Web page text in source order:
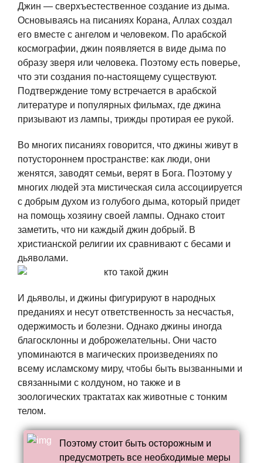
Джин — сверхъестественное создание из дыма.
Основываясь на писаниях Корана, Аллах создал
его вместе с ангелом и человеком. По арабской
космографии, джин появляется в виде дыма по
образу зверя или человека. Поэтому есть поверье,
что эти создания по-настоящему существуют.
Подтверждение тому встречается в арабской
литературе и популярных фильмах, где джина
призывают из лампы, трижды протирая ее рукой.
Во многих писаниях говорится, что джины живут в
потустороннем пространстве: как люди, они
женятся, заводят семьи, верят в Бога. Поэтому у
многих людей эта мистическая сила ассоциируется
с добрым духом из голубого дыма, который придет
на помощь хозяину своей лампы. Однако стоит
заметить, что ни каждый джин добрый. В
христианской религии их сравнивают с бесами и
дьяволами.
И дьяволы, и джины фигурируют в народных
преданиях и несут ответственность за несчастья,
одержимость и болезни. Однако джины иногда
благосклонны и доброжелательны. Они часто
упоминаются в магических произведениях по
всему исламскому миру, чтобы быть вызванными и
связанными с колдуном, но также и в
зоологических трактатах как животные с тонким
телом.
Поэтому стоит быть осторожным и
предусмотреть все необходимые меры